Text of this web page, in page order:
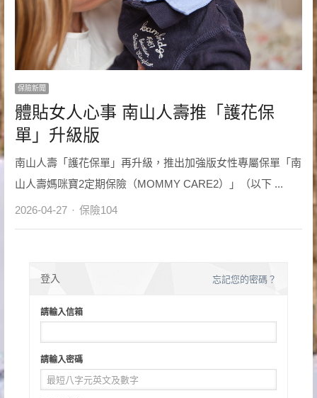
保險新聞
體貼女人心事 南山人壽推「護花保
單」升級版
南山人壽「護花保單」再升級，推出加強版女性專屬保單「南
山人壽媽咪寶2定期保險（MOMMY CARE2）」（以下 ...
2026-04-27 Author
保險104
登入 忘記您的密碼？
請輸入信箱
請輸入密碼